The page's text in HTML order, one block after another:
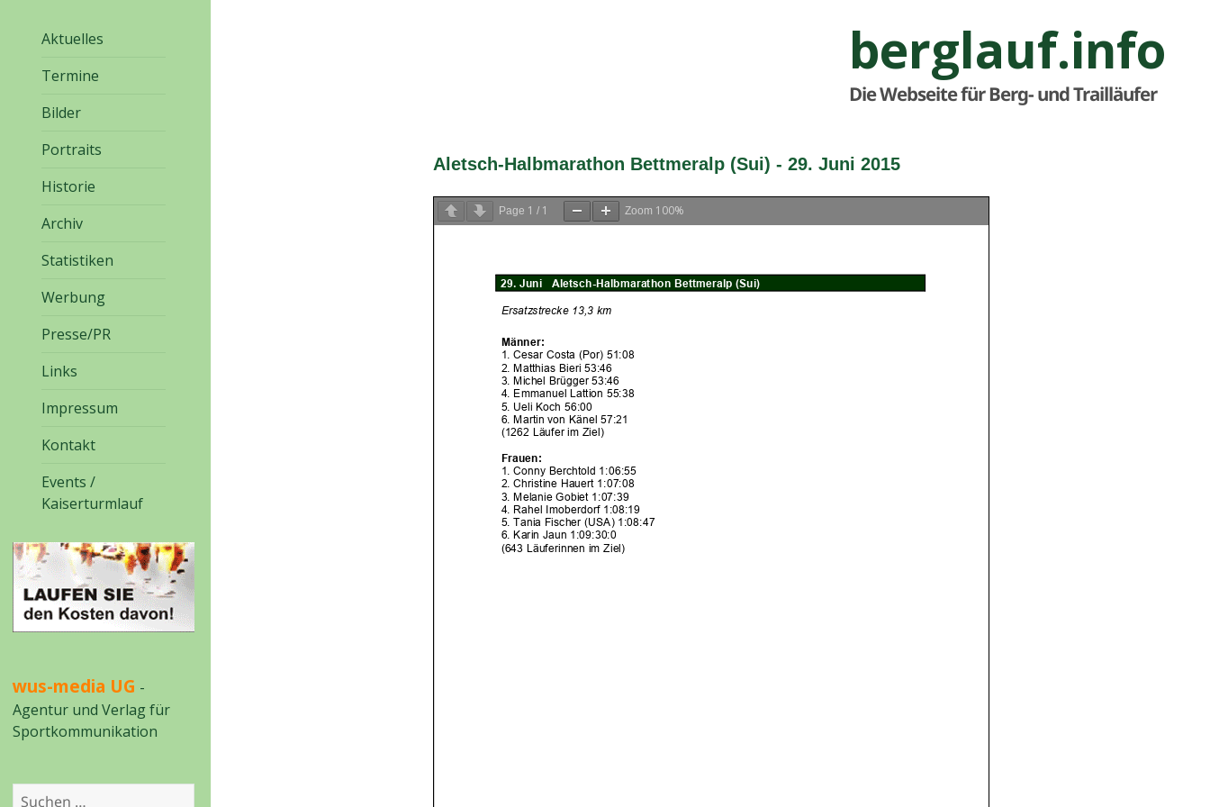
berglauf.info
Die Webseite für Berg- und Trailläufer
Aktuelles
Termine
Bilder
Portraits
Historie
Archiv
Statistiken
Werbung
Presse/PR
Links
Impressum
Kontakt
Events /
Kaiserturmlauf
wus-media UG -
Agentur und Verlag für
Sportkommunikation
Suchen
Aletsch-Halbmarathon Bettmeralp (Sui) - 29. Juni 2015
Page 1 / 1 Zoom 100%